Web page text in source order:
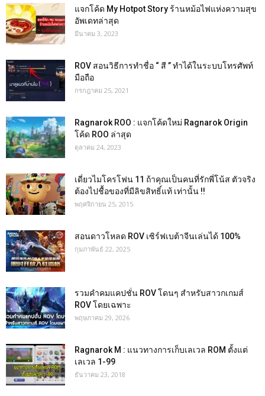
แจกโค้ด My Hotpot Story ร้านหม้อไฟแห่งความสุข
อัพเดทล่าสุด
มีนาคม 3, 2023
ROV สอนวิธีการทำชื่อ “ สี ” ทำได้ในระบบโทรศัพท์
มือถือ
กรกฎาคม 25, 2021
Ragnarok ROO : แจกโค้ดใหม่ Ragnarok Origin
โค้ด ROO ล่าสุด
ตุลาคม 24, 2023
เดี่ยวไมโครโฟน 11 ถ้าคุณเป็นคนที่รักพี่โน้ส ตัวจริง
ต้องไปชื้อของที่มีลิขสิทธิ์แท้ เท่านั้น !!
พฤศจิกายน 25, 2015
สอนดาวโหลด ROV เซิร์ฟเบต้าจีนเล่นได้ 100%
กุมภาพันธ์ 22, 2025
รวมคำคมแคปชั่น ROV โดนๆ สำหรับสาวกเกมส์
ROV โดยเฉพาะ
พฤษภาคม 29, 2026
Ragnarok M : แนวทางการเก็บเลเวล ROM ตั้งแต่
เลเวล 1-99
ธันวาคม 23, 2018